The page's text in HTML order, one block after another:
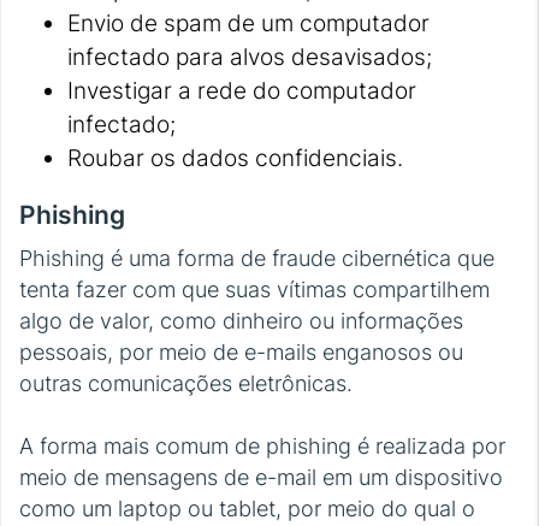
Envio de spam de um computador
infectado para alvos desavisados;
Investigar a rede do computador
infectado;
Roubar os dados confidenciais.
Phishing
Phishing é uma forma de fraude cibernética que
tenta fazer com que suas vítimas compartilhem
algo de valor, como dinheiro ou informações
pessoais, por meio de e-mails enganosos ou
outras comunicações eletrônicas.
A forma mais comum de phishing é realizada por
meio de mensagens de e-mail em um dispositivo
como um laptop ou tablet, por meio do qual o